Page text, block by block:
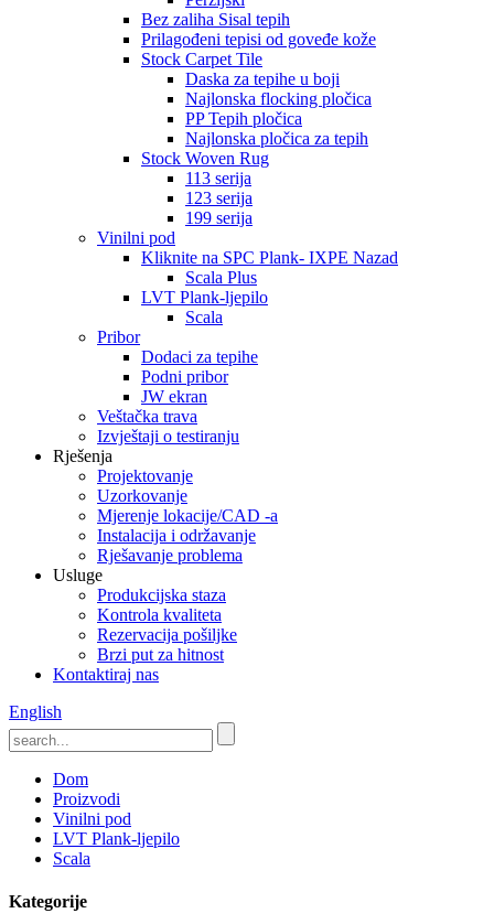
Bez zaliha Sisal tepih
Prilagođeni tepisi od goveđe kože
Stock Carpet Tile
Daska za tepihe u boji
Najlonska flocking pločica
PP Tepih pločica
Najlonska pločica za tepih
Stock Woven Rug
113 serija
123 serija
199 serija
Vinilni pod
Kliknite na SPC Plank- IXPE Nazad
Scala Plus
LVT Plank-ljepilo
Scala
Pribor
Dodaci za tepihe
Podni pribor
JW ekran
Veštačka trava
Izvještaji o testiranju
Rješenja
Projektovanje
Uzorkovanje
Mjerenje lokacije/CAD -a
Instalacija i održavanje
Rješavanje problema
Usluge
Produkcijska staza
Kontrola kvaliteta
Rezervacija pošiljke
Brzi put za hitnost
Kontaktiraj nas
English
Dom
Proizvodi
Vinilni pod
LVT Plank-ljepilo
Scala
Kategorije